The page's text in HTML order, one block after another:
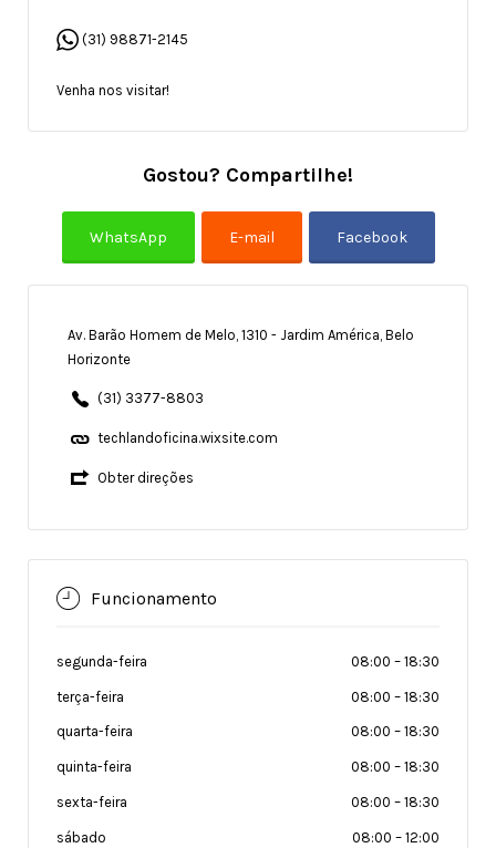
(31) 98871-2145
Venha nos visitar!
Gostou? Compartilhe!
Av. Barão Homem de Melo, 1310 - Jardim América, Belo
Horizonte
(31) 3377-8803
techlandoficina.wixsite.com
Obter direções
Funcionamento
segunda-feira 08:00 – 18:30
terça-feira 08:00 – 18:30
quarta-feira 08:00 – 18:30
quinta-feira 08:00 – 18:30
sexta-feira 08:00 – 18:30
sábado 08:00 – 12:00